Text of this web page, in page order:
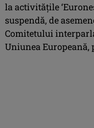
la activităţile
suspendă, de
Comitetului
Uniunea Europeană,